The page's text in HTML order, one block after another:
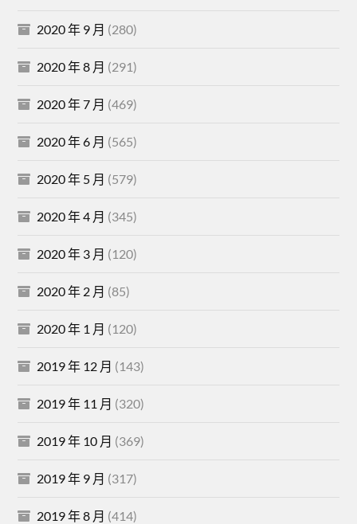
2020 年 9 月 (280)
2020 年 8 月 (291)
2020 年 7 月 (469)
2020 年 6 月 (565)
2020 年 5 月 (579)
2020 年 4 月 (345)
2020 年 3 月 (120)
2020 年 2 月 (85)
2020 年 1 月 (120)
2019 年 12 月 (143)
2019 年 11 月 (320)
2019 年 10 月 (369)
2019 年 9 月 (317)
2019 年 8 月 (414)